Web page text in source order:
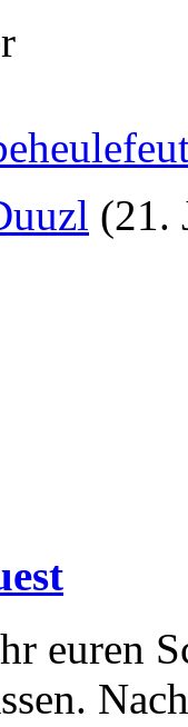
(21.
euren